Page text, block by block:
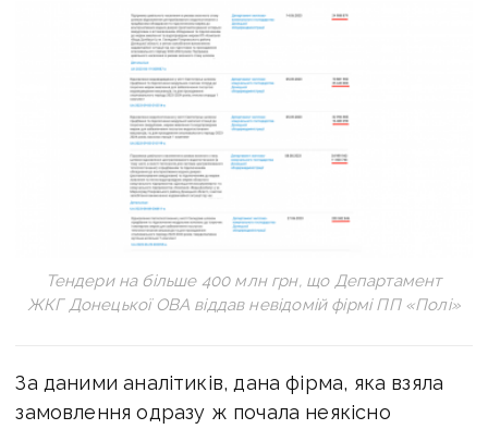
Тендери на більше 400 млн грн, що Департамент
ЖКГ Донецької ОВА віддав невідомій фірмі ПП «Полі»
За даними аналітиків, дана фірма, яка взяла
замовлення одразу ж почала неякісно